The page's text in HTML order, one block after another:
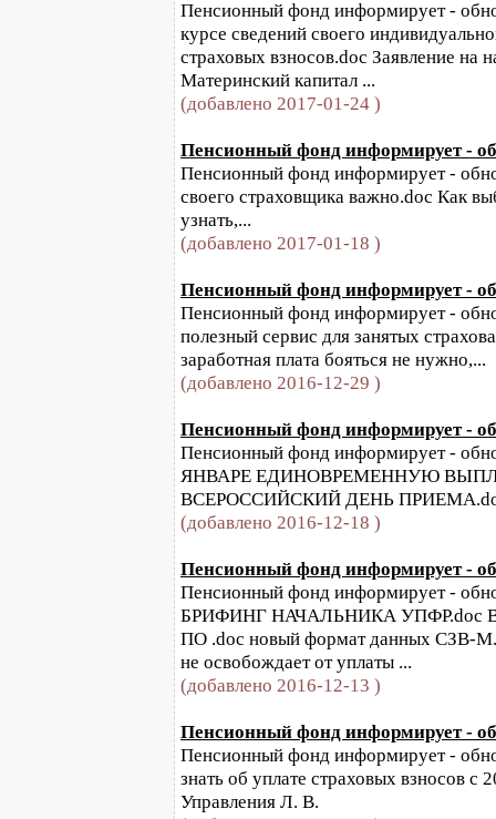
Пенсионный фонд информирует -
курсе сведений своего
страховых взносов.doc Заявление на
Материнский капитал ...
(добавлено 2017-01-24 )
Пенсионный фонд информирует -
Пенсионный фонд информирует -
своего страховщика важно.doc Как
узнать,...
(добавлено 2017-01-18 )
Пенсионный фонд информирует -
Пенсионный фонд информирует -
полезный сервис для занятых
заработная плата бояться не нужно,...
(добавлено 2016-12-29 )
Пенсионный фонд информирует -
Пенсионный фонд информирует -
ЯНВАРЕ ЕДИНОВРЕМЕННУЮ
ВСЕРОССИЙСКИЙ ДЕНЬ
(добавлено 2016-12-18 )
Пенсионный фонд информирует -
Пенсионный фонд информирует -
БРИФИНГ НАЧАЛЬНИКА УПФР.doc
ПО .doc новый формат данных СЗВ-
не освобождает от уплаты ...
(добавлено 2016-12-13 )
Пенсионный фонд информирует -
Пенсионный фонд информирует -
знать об уплате страховых взносов с
Управления Л. В.